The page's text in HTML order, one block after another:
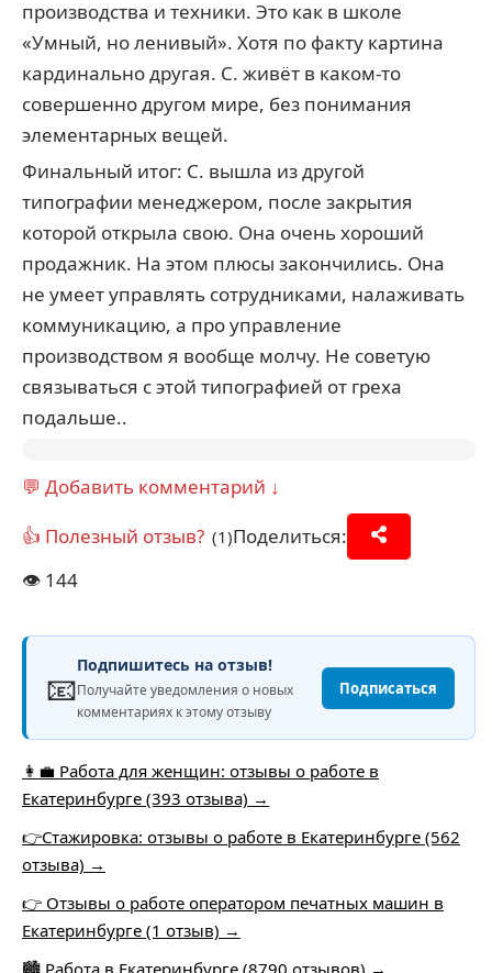
производства и техники. Это как в школе
«Умный, но ленивый». Хотя по факту картина
кардинально другая. С. живёт в каком-то
совершенно другом мире, без понимания
элементарных вещей.
Финальный итог: С. вышла из другой
типографии менеджером, после закрытия
которой открыла свою. Она очень хороший
продажник. На этом плюсы закончились. Она
не умеет управлять сотрудниками, налаживать
коммуникацию, а про управление
производством я вообще молчу. Не советую
связываться с этой типографией от греха
подальше..
💬 Добавить комментарий ↓
👍 Полезный отзыв? (1)Поделиться:
👁️ 144
📧
Подпишитесь на отзыв!
Получайте уведомления о новых
комментариях к этому отзыву
Подписаться
👩‍💼 Работа для женщин: отзывы о работе в
Екатеринбурге (393 отзыва) →
👉Стажировка: отзывы о работе в Екатеринбурге (562
отзыва) →
👉 Отзывы о работе оператором печатных машин в
Екатеринбурге (1 отзыв) →
🏙️ Работа в Екатеринбурге (8790 отзывов) →